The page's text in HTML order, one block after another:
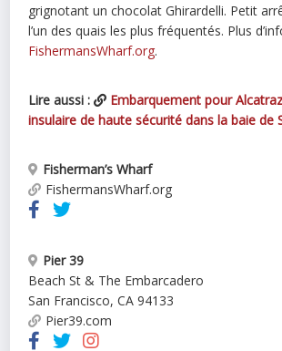
grignotant un chocolat Ghirardelli. Petit
l’un des quais les plus fréquentés. Plus
FishermansWharf.org.
Lire aussi :
Embarquement pour
insulaire de haute sécurité dans la baie de
Fisherman’s Wharf
FishermansWharf.org
Pier 39
Beach St & The Embarcadero
San Francisco, CA 94133
Pier39.com